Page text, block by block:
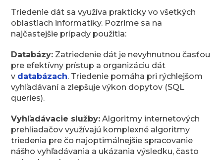
Triedenie dát sa využíva prakticky vo všetkých
oblastiach informatiky. Pozrime sa na
najčastejšie prípady použitia:
Databázy: Zatriedenie dát je nevyhnutnou časťou
pre efektívny prístup a organizáciu dát
v databázach. Triedenie pomáha pri rýchlejšom
vyhľadávaní a zlepšuje výkon dopytov (SQL
queries).
Vyhľadávacie služby: Algoritmy internetových
prehliadačov využívajú komplexné algoritmy
triedenia pre čo najoptimálnejšie spracovanie
nášho vyhľadávania a ukázania výsledku, často